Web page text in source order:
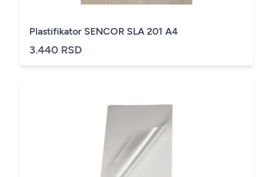
Plastifikator SENCOR SLA 201 A4
3.440 RSD